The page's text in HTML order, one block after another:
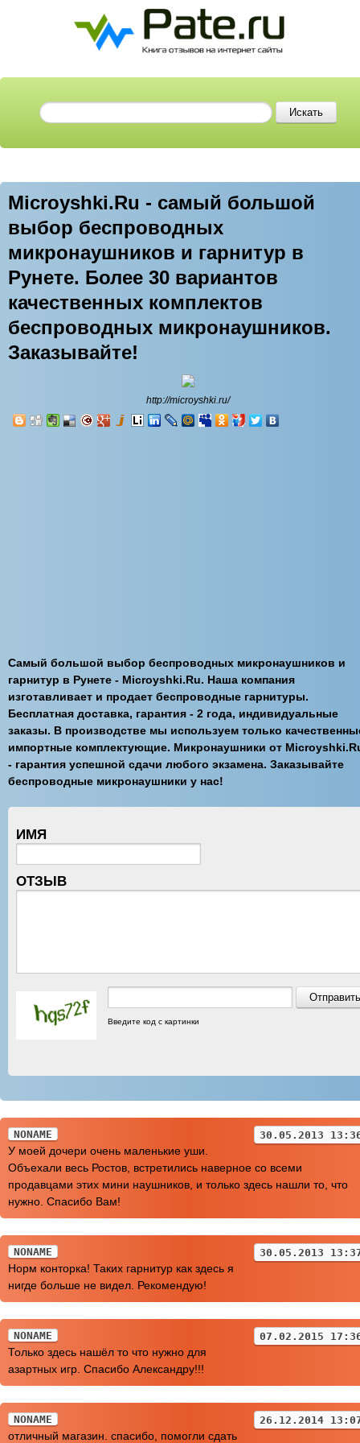
Microyshki.Ru - самый большой
выбор беспроводных
микронаушников и гарнитур в
Рунете. Более 30 вариантов
качественных комплектов
беспроводных микронаушников.
Заказывайте!
http://microyshki.ru/
Самый большой выбор беспроводных микронаушников и
гарнитур в Рунете - Microyshki.Ru. Наша компания
изготавливает и продает беспроводные гарнитуры.
Бесплатная доставка, гарантия - 2 года, индивидуальные
заказы. В производстве мы используем только
импортные комплектующие. Микронаушники от
- гарантия успешной сдачи любого экзамена. Заказывайте
беспроводные микронаушники у нас!
ИМЯ
ОТЗЫВ
Введите код с картинки
NONAME 30.05.2013
У моей дочери очень маленькие уши.
Объехали весь Ростов, встретились наверное со всеми
продавцами этих мини наушников, и только здесь нашли то, что
нужно. Спасибо Вам!
NONAME 30.05.2013
Норм конторка! Таких гарнитур как здесь я
нигде больше не видел. Рекомендую!
NONAME 07.02.2015
Только здесь нашёл то что нужно для
азартных игр. Спасибо Александру!!!
NONAME 26.12.2014
отличный магазин. спасибо, помогли сдать